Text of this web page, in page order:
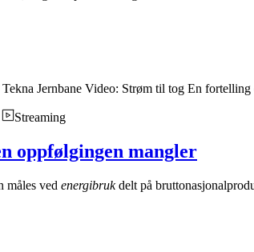
Jernbane Video: Strøm til tog En
Streaming
oppfølgingen mangler
måles ved energibrukdelt på